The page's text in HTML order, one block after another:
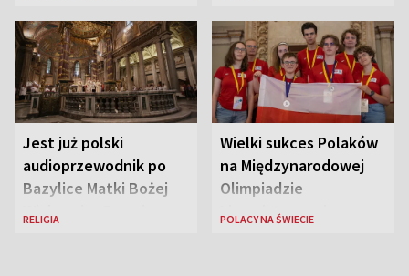
Jest już polski
audioprzewodnik po
Bazylice Matki Bożej
Większej w Rzymie
RELIGIA
Wielki sukces Polaków
na Międzynarodowej
Olimpiadzie
Lingwistycznej
POLACY NA ŚWIECIE